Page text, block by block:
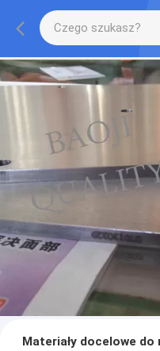
Materiały docelowe